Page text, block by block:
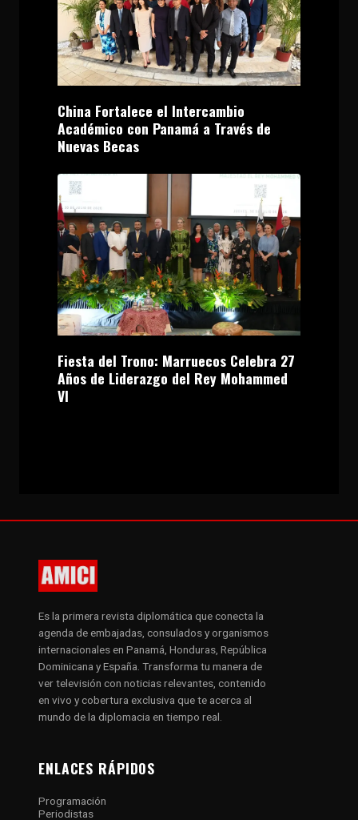
China Fortalece el Intercambio
Académico con Panamá a Través de
Nuevas Becas
Fiesta del Trono: Marruecos Celebra 27
Años de Liderazgo del Rey Mohammed
VI
Es la primera revista diplomática que conecta la
agenda de embajadas, consulados y organismos
internacionales en Panamá, Honduras, República
Dominicana y España. Transforma tu manera de
ver televisión con noticias relevantes, contenido
en vivo y cobertura exclusiva que te acerca al
mundo de la diplomacia en tiempo real.
ENLACES RÁPIDOS
Programación
Periodistas